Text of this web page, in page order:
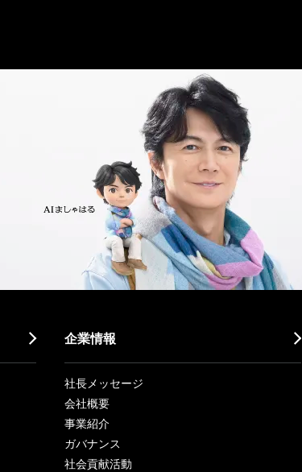
企業情報
社長メッセージ
会社概要
事業紹介
ガバナンス
社会貢献活動